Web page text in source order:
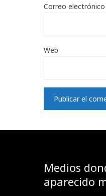
Correo electrónico
Web
Medios
aparecido